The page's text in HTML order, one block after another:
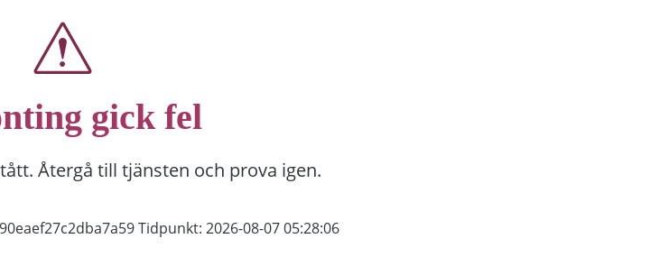
gick fel
Återgå till tjänsten och prova igen.
Tidpunkt: 2026-08-07 05:28:06